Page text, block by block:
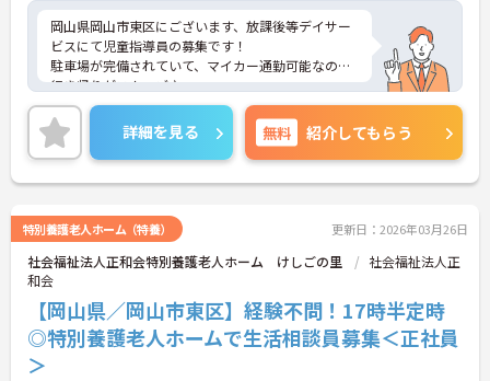
岡山県岡山市東区にございます、放課後等デイサー
ビスにて児童指導員の募集です！
駐車場が完備されていて、マイカー通勤可能なので
行き帰りがスムーズ♪
賞与・昇給制度あり！頑張りをしっかりと評価して
いるので、モチベーションを保ちやすい環境です◎
ご興味のある方は、マイナビ介護職までお問い合わ
せください。
詳細を見る 無料 紹介してもらう
特別養護老人ホーム（特養） 更新日：2026年03月26日
社会福祉法人正和会特別養護老人ホーム けしごの里
社会福祉法人正
和会
【岡山県／岡山市東区】経験不問！17時半定時
◎特別養護老人ホームで生活相談員募集＜正社員
＞